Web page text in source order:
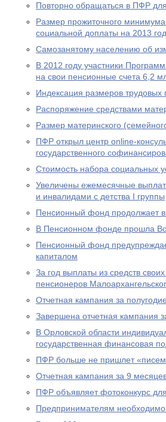
Повторно обращаться в ПФР
Размер прожиточного
социальной доплаты на 2013
Самозанятому населению об
В 2012 году участники
на свои пенсионные счета 6,2
Индексация размеров трудовых
Распоряжение средствами
Размер материнского
ПФР открыл центр online-
государственного
Стоимость набора социальных
Увеличены ежемесячные
и инвалидами с детства I группы
Пенсионный фонд продолжает
В Пенсионном фонде прошла
Пенсионный фонд
капиталом
За год выплаты из средств
пенсионеров
Отчетная кампания за
Завершена отчетная кампания
В Орловской области
государственная финансовая
ПФР больше не пришлет «писем
Отчетная кампания за 9
ПФР объявляет фотоконкурс
Предпринимателям